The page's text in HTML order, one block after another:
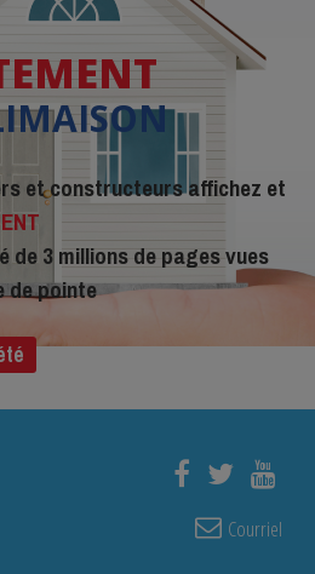
et constructeurs affichez et
de 3 millions de pages vues
de pointe
Courriel